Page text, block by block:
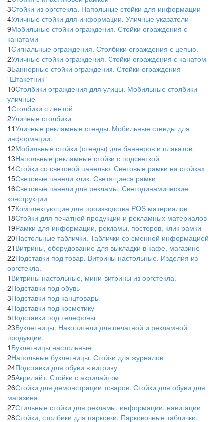
3Стойки из оргстекла. Напольные стойки для информации
4Уличные стойки для информации. Уличные указатели
9Мобильные стойки ограждения. Стойки ограждения с
канатами
1Сигнальные ограждения. Столбики ограждения с цепью.
2Уличные стойки ограждения. Стойки ограждения с канатом
3Баннерные стойки ограждения. Стойки ограждения
"Штакетник"
10Столбики ограждения для улицы. Мобильные столбики
уличные
1Столбики с лентой
2Уличные столбики
11Уличные рекламные стенды. Мобильные стенды для
информации.
12Мобильные стойки (стенды) для баннеров и плакатов.
13Напольные рекламные стойки с подсветкой
14Стойки со световой панелью. Световые рамки на стойках
15Световые панели клик. Светящиеся рамки
16Световые панели для рекламы. Светодинамические
конструкции
17Комплектующие для производства POS материалов
18Стойки для печатной продукции и рекламных материалов
19Рамки для информации, рекламы, постеров, клик рамки
20Настольные таблички. Таблички со сменной информацией
21 Витрины, оборудование для выкладки в кафе, магазине
22Подставки под товар. Витрины настольные. Изделия из
оргстекла.
1 Витрины настольные, мини-витрины из оргстекла.
2Подставки под обувь
3Подставки под канцтовары
4Подставки под косметику
5Подставки под телефоны
23Буклетницы. Накопители для печатной и рекламной
продукции.
1 Буклетницы настольные
2Напольные буклетницы. Стойки для журналов
24Подставки для обуви в витрину
25Акрилайт. Стойки с акрилайтом
26Стойки для демонстрации товаров. Стойки для обуви для
магазина
27Стильные стойки для рекламы, информации, навигации
28Стойки, столбики для парковки. Парковочные таблички,